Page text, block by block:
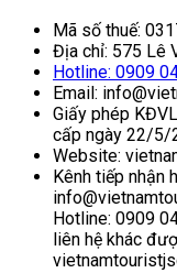
Mã số thuế:
Địa chỉ: 575 Lê
Hotline: 0909
Email:
Giấy phép
cấp ngày 22/5/
Website:
Kênh tiếp nhận
Hotline: 0909
liên hệ khác